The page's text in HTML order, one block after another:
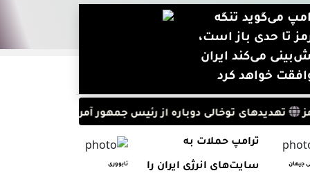
می‌گوید تنگه
تا حدی باز است،
می‌کند ایران
خواهد کرد
توخالی دوباره از رئیس جمهور آمریکا! ترامپ تهدید به
جیهان
ترامپ حملات به
سایت‌های انرژی ایران را ئابووری